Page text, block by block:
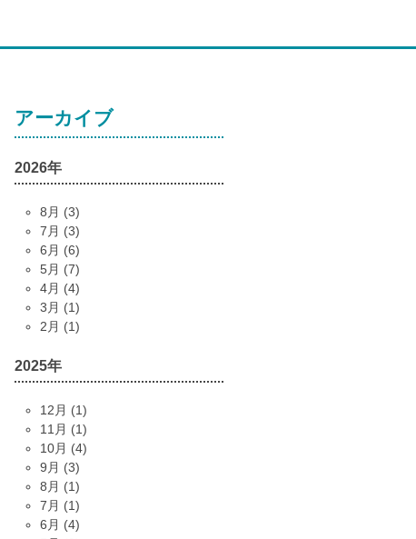
アーカイブ
2026年
8月 (3)
7月 (3)
6月 (6)
5月 (7)
4月 (4)
3月 (1)
2月 (1)
2025年
12月 (1)
11月 (1)
10月 (4)
9月 (3)
8月 (1)
7月 (1)
6月 (4)